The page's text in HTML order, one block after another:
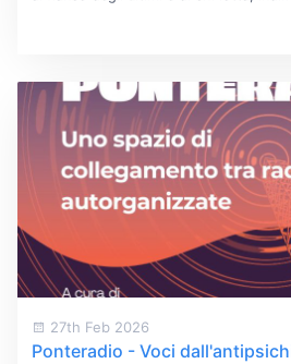
27th Feb 2026
Ponteradio - Voci